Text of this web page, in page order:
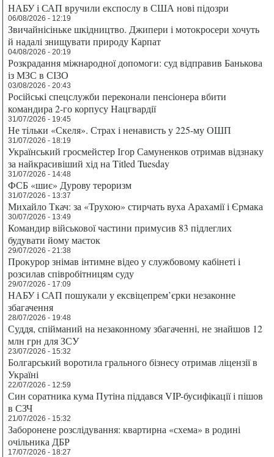
НАБУ і САП вручили експослу в США нові підозри
06/08/2026 - 12:19
Звичайнісіньке шкідництво. Джипери і мотокросери хочуть
й надалі знищувати природу Карпат
04/08/2026 - 20:19
Розкрадання міжнародної допомоги: суд відправив Банькова
із МЗС в СІЗО
03/08/2026 - 20:43
Російські спецслужби переконали пенсіонера вбити
командира 2-го корпусу Нацгвардії
31/07/2026 - 19:45
Не тільки «Скеля». Страх і ненависть у 225-му ОШП
31/07/2026 - 18:19
Український гросмейстер Ігор Самуненков отримав відзнаку
за найкрасивіший хід на Titled Tuesday
31/07/2026 - 14:48
ФСБ «шиє» Дурову тероризм
31/07/2026 - 13:37
Михайло Ткач: за «Трухою» стирчать вуха Арахамії і Єрмака
30/07/2026 - 13:49
Командир військової частини примусив 83 підлеглих
будувати йому маєток
29/07/2026 - 21:38
Прокурор знімав інтимне відео у службовому кабінеті і
розсилав співробітницям суду
29/07/2026 - 17:09
НАБУ і САП пошукали у ексвіцепрем’єрки незаконне
збагачення
28/07/2026 - 19:48
Суддя, спійманий на незаконному збагаченні, не знайшов 12
млн грн для ЗСУ
23/07/2026 - 15:32
Болгарський воротила грального бізнесу отримав ліцензії в
Україні
22/07/2026 - 12:59
Син соратника кума Путіна піддався VIP-бусифікації і пішов
в СЗЧ
21/07/2026 - 15:32
Заборонене розслідування: квартирна «схема» в родині
очільника ДБР
17/07/2026 - 18:27